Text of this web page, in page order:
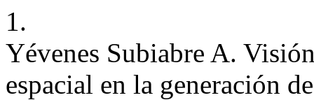
1.
Yévenes Subiabre A.
espacial en la generación